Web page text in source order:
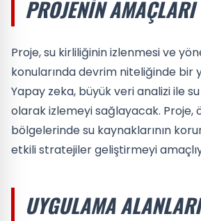
PROJENIN AMAÇLARI
Proje, su kirliliğinin izlenmesi ve
konularında devrim niteliğinde bir
Yapay zeka, büyük veri analizi ile
olarak izlemeyi sağlayacak. Proje,
bölgelerinde su kaynaklarının
etkili stratejiler geliştirmeyi
UYGULAMA ALANLARI